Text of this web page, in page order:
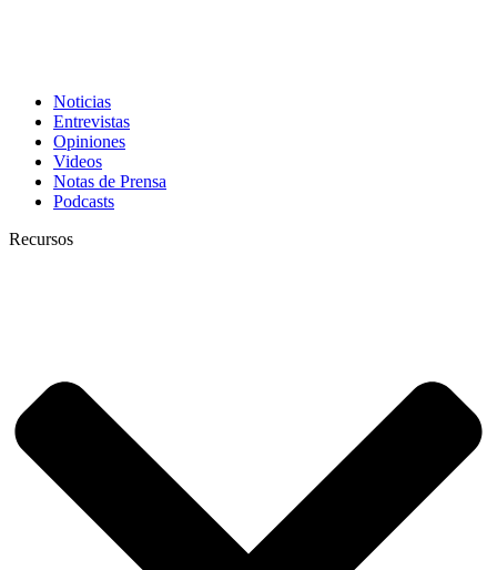
Noticias
Entrevistas
Opiniones
Videos
Notas de Prensa
Podcasts
Recursos